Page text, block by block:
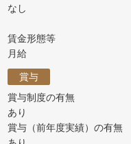
なし
賃金形態等
月給
賞与
賞与制度の有無
あり
賞与（前年度実績）の有無